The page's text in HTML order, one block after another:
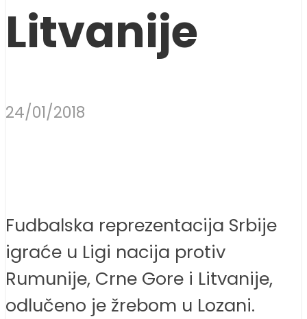
Litvanije
24/01/2018
Fudbalska reprezentacija Srbije
igraće u Ligi nacija protiv
Rumunije, Crne Gore i Litvanije,
odlučeno je žrebom u Lozani.